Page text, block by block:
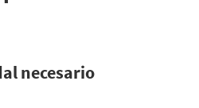
necesario